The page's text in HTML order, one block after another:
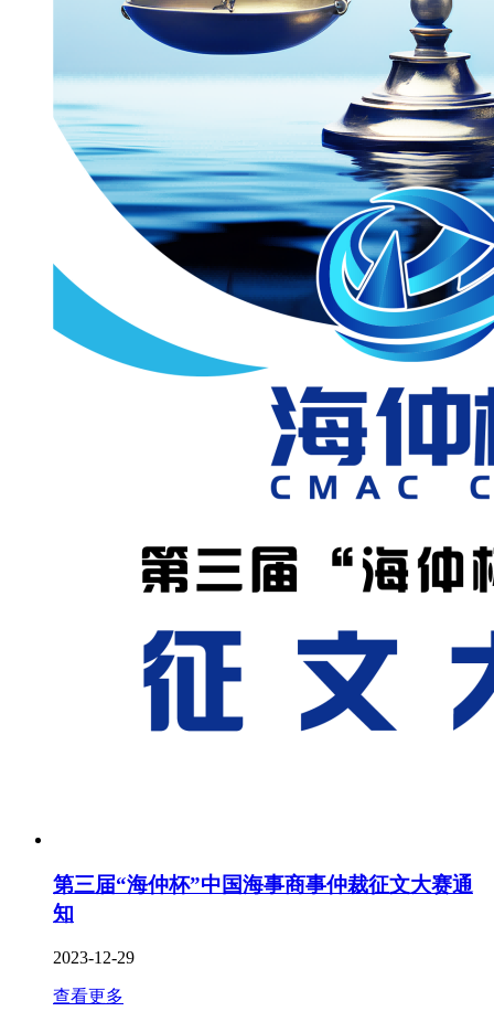
第三届“海仲杯”中国海事商事仲裁征文大赛通
知
2023-12-29
查看更多